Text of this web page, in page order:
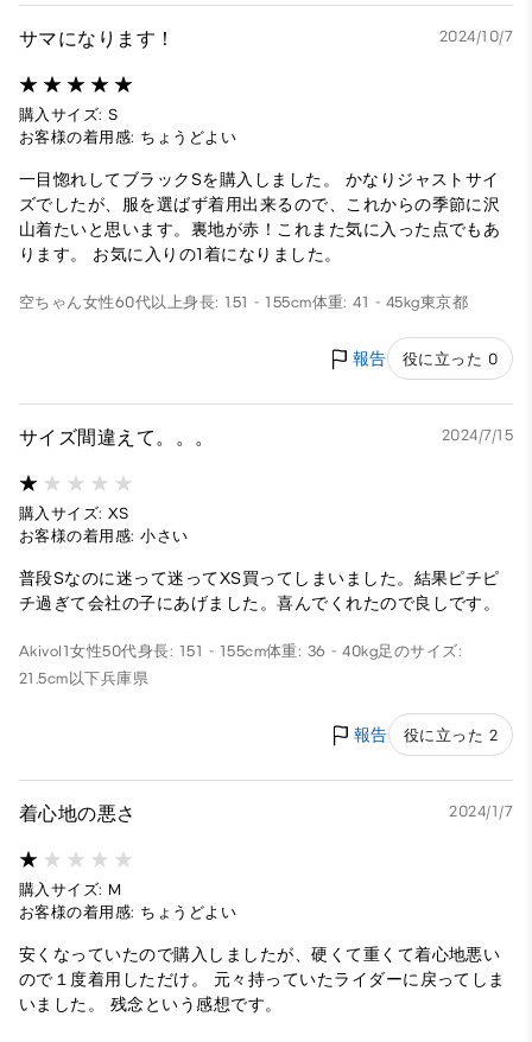
サマになります！ 2024/10/7
購入サイズ: S
お客様の着用感: ちょうどよい
一目惚れしてブラックSを購入しました。 かなりジャストサイ
ズでしたが、服を選ばず着用出来るので、これからの季節に沢
山着たいと思います。裏地が赤！これまた気に入った点でもあ
ります。 お気に入りの1着になりました。
空ちゃん女性60代以上身長: 151 - 155cm体重: 41 - 45kg東京都
報告 役に立った 0
サイズ間違えて。。。 2024/7/15
購入サイズ: XS
お客様の着用感: 小さい
普段Sなのに迷って迷ってXS買ってしまいました。結果ピチピ
チ過ぎて会社の子にあげました。喜んでくれたので良しです。
Akivol1女性50代身長: 151 - 155cm体重: 36 - 40kg足のサイズ:
21.5cm以下兵庫県
報告 役に立った 2
着心地の悪さ 2024/1/7
購入サイズ: M
お客様の着用感: ちょうどよい
安くなっていたので購入しましたが、硬くて重くて着心地悪い
ので１度着用しただけ。 元々持っていたライダーに戻ってしま
いました。 残念という感想です。